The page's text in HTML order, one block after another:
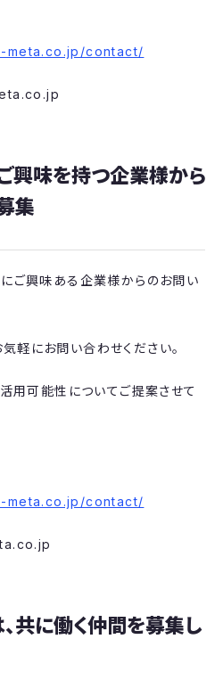
contact/
興味を持つ企業様から
集
ご興味ある企業様からのお問い
軽にお問い合わせください。
用可能性についてご提案させて
contact/
に働く仲間を募集し